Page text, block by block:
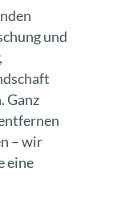
und
Ganz
– wir
eine